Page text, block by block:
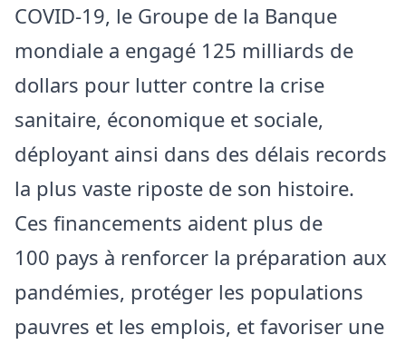
COVID-19, le Groupe de la Banque
mondiale a engagé 125 milliards de
dollars pour lutter contre la crise
sanitaire, économique et sociale,
déployant ainsi dans des délais records
la plus vaste riposte de son histoire.
Ces financements aident plus de
100 pays à renforcer la préparation aux
pandémies, protéger les populations
pauvres et les emplois, et favoriser une